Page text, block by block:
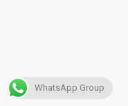
WhatsApp Group